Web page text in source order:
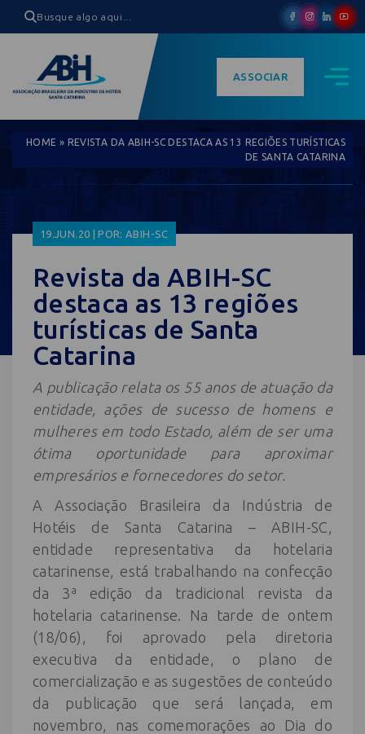
ASSOCIAR
HOME » REVISTA DA ABIH-SC DESTACA AS 13 REGIÕES TURÍSTICAS
DE SANTA CATARINA
19.JUN.20 | POR: ABIH-SC
Revista da ABIH-SC
destaca as 13 regiões
turísticas de Santa
Catarina
A publicação relata os 55 anos de atuação da
entidade, ações de sucesso de homens e
mulheres em todo Estado, além de ser uma
ótima oportunidade para aproximar
empresários e fornecedores do setor.
A Associação Brasileira da Indústria de
Hotéis de Santa Catarina – ABIH-SC,
entidade representativa da hotelaria
catarinense, está trabalhando na confecção
da 3ª edição da tradicional revista da
hotelaria catarinense. Na tarde de ontem
(18/06), foi aprovado pela diretoria
executiva da entidade, o plano de
comercialização e as sugestões de conteúdo
da publicação que será lançada, em
novembro, nas comemorações ao Dia do